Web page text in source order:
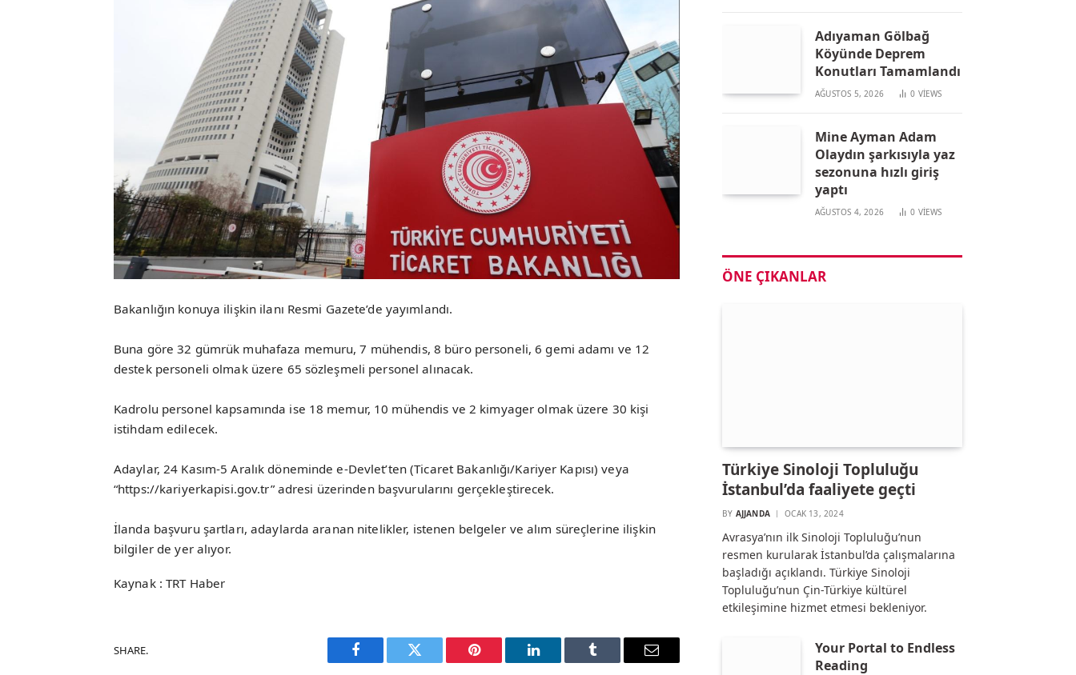
Bakanlığın konuya ilişkin ilanı Resmi Gazete’de yayımlandı.
Buna göre 32 gümrük muhafaza memuru, 7 mühendis, 8 büro personeli, 6 gemi adamı ve 12
destek personeli olmak üzere 65 sözleşmeli personel alınacak.
Kadrolu personel kapsamında ise 18 memur, 10 mühendis ve 2 kimyager olmak üzere 30 kişi
istihdam edilecek.
Adaylar, 24 Kasım-5 Aralık döneminde e-Devlet’ten (Ticaret Bakanlığı/Kariyer Kapısı) veya
“https://kariyerkapisi.gov.tr” adresi üzerinden başvurularını gerçekleştirecek.
İlanda başvuru şartları, adaylarda aranan nitelikler, istenen belgeler ve alım süreçlerine ilişkin
bilgiler de yer alıyor.
Kaynak : TRT Haber
SHARE.
Facebook Twitter Pinterest LinkedIn Tumblr Email
Adıyaman Gölbağ
Köyünde Deprem
Konutları Tamamlandı
AĞUSTOS 5, 2026 0 VIEWS
Mine Ayman Adam
Olaydın şarkısıyla yaz
sezonuna hızlı giriş
yaptı
AĞUSTOS 4, 2026 0 VIEWS
ÖNE ÇIKANLAR
Türkiye Sinoloji Topluluğu
İstanbul’da faaliyete geçti
BY AJJANDA OCAK 13, 2024
Avrasya’nın ilk Sinoloji Topluluğu’nun
resmen kurularak İstanbul’da çalışmalarına
başladığı açıklandı. Türkiye Sinoloji
Topluluğu’nun Çin-Türkiye kültürel
etkileşimine hizmet etmesi bekleniyor.
Your Portal to Endless
Reading